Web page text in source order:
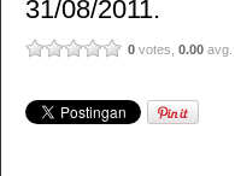
31/08/2011.
0 votes, 0.00 avg.